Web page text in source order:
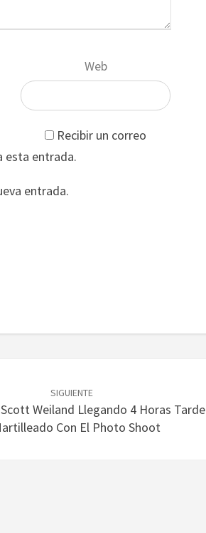
Web
Recibir un correo
esta entrada.
entrada.
SIGUIENTE
Weiland Llegando 4 Horas Tarde
Con El Photo Shoot